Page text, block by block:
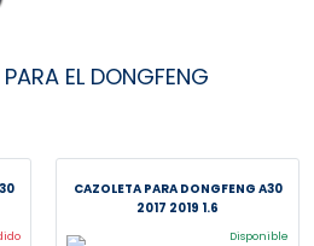
EL DONGFENG
CAZOLETA PARA DONGFENG A30
2017 2019 1.6
Disponible